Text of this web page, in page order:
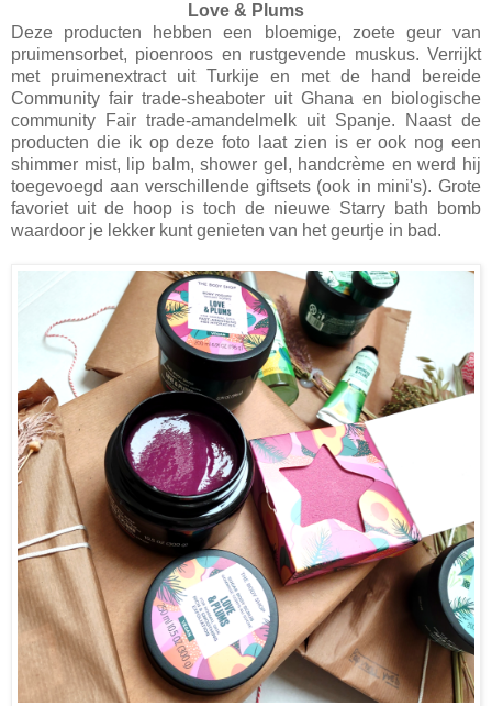
Love & Plums
Deze producten hebben een bloemige, zoete geur van
pruimensorbet, pioenroos en rustgevende muskus. Verrijkt
met pruimenextract uit Turkije en met de hand bereide
Community fair trade-sheaboter uit Ghana en biologische
community Fair trade-amandelmelk uit Spanje. Naast de
producten die ik op deze foto laat zien is er ook nog een
shimmer mist, lip balm, shower gel, handcrème en werd hij
toegevoegd aan verschillende giftsets (ook in mini's). Grote
favoriet uit de hoop is toch de nieuwe Starry bath bomb
waardoor je lekker kunt genieten van het geurtje in bad.